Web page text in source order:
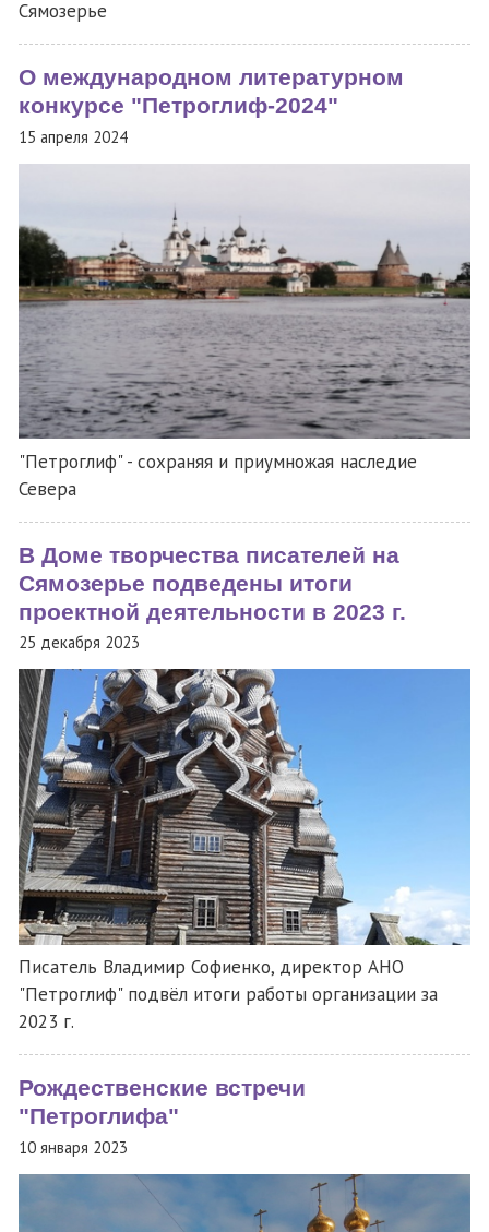
Сямозерье
О международном литературном
конкурсе "Петроглиф-2024"
15 апреля 2024
"Петроглиф" - сохраняя и приумножая наследие
Севера
В Доме творчества писателей на
Сямозерье подведены итоги
проектной деятельности в 2023 г.
25 декабря 2023
Писатель Владимир Софиенко, директор АНО
"Петроглиф" подвёл итоги работы организации за
2023 г.
Рождественские встречи
"Петроглифа"
10 января 2023